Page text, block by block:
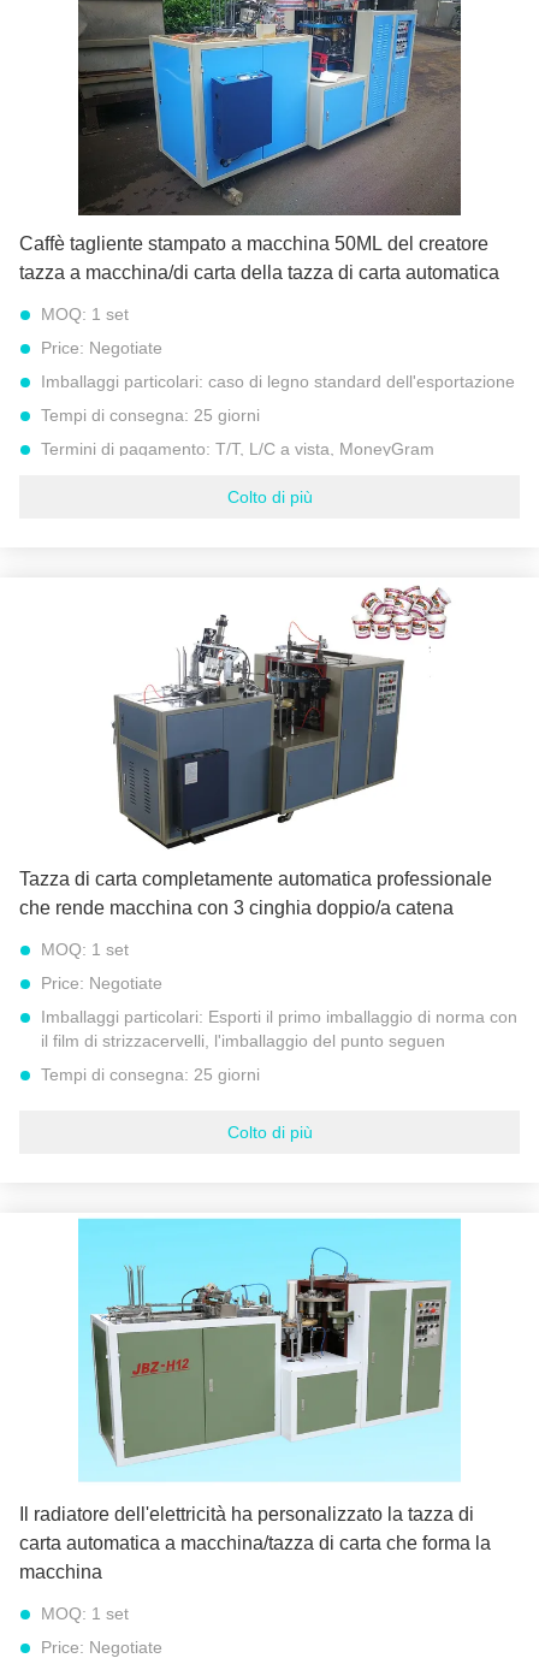
Configurazione di sigillamento: Sistema di aria calda &
ultrasonico
imballaggio: Cassa di legno marinaro
Evidenziare:
macchina completamente automatica della tazza di carta
tazza di carta automatica che fa macchina
Caffè tagliente stampato a macchina 50ML del creatore
tazza a macchina/di carta della tazza di carta automatica
MOQ: 1 set
Price: Negotiate
Imballaggi particolari: caso di legno standard dell'esportazione
Tempi di consegna: 25 giorni
Termini di pagamento: T/T, L/C a vista, MoneyGram
0,4 Mpa
Diametro inferiore della tazza: Min 35MM a 80MM massimi
380 V, 3 fasi o 220V, 1 fase
Evidenziare:
macchina completamente automatica della tazza di carta
tazza di carta automatica che fa macchina
Colto di più
Tazza di carta completamente automatica professionale
che rende macchina con 3 cinghia doppio/a catena
MOQ: 1 set
Price: Negotiate
Imballaggi particolari: Esporti il primo imballaggio di norma con
il film di strizzacervelli, l'imballaggio del punto seguen
Tempi di consegna: 25 giorni
Capacità di alimentazione: 300 insiemi all'anno
Automatico: automatico pieno
Garanzia: 2 anni
colore:
Struttura blu di bianco della porta
Evidenziare:
macchina completamente automatica della tazza di carta
tazza di carta automatica che fa macchina
Colto di più
Il radiatore dell'elettricità ha personalizzato la tazza di
carta automatica a macchina/tazza di carta che forma la
macchina
MOQ: 1 set
Price: Negotiate